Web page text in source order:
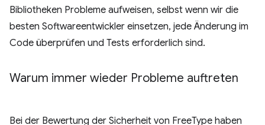
Bibliotheken Probleme aufweisen, selbst wenn wir die
besten Softwareentwickler einsetzen, jede Änderung im
Code überprüfen und Tests erforderlich sind.
Warum immer wieder Probleme auftreten
Bei der Bewertung der Sicherheit von FreeType haben